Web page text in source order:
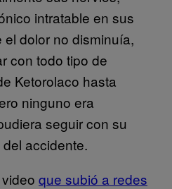
intratable en sus
dolor no disminuía,
con todo tipo de
Ketorolaco hasta
ninguno era
seguir con su
accidente.
que subió a redes